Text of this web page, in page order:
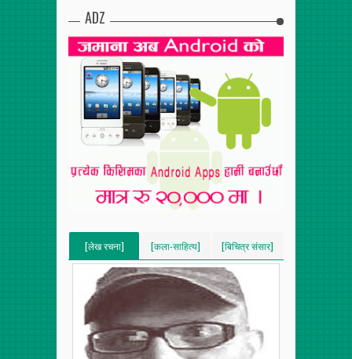
ADZ
[लेख रचना]
[VERTICAL]
[RECENT][5]
[कला-साहित्य]
[VERTICAL]
[बिचित्र संसार]
[VERTICAL]
[RECENT][5]